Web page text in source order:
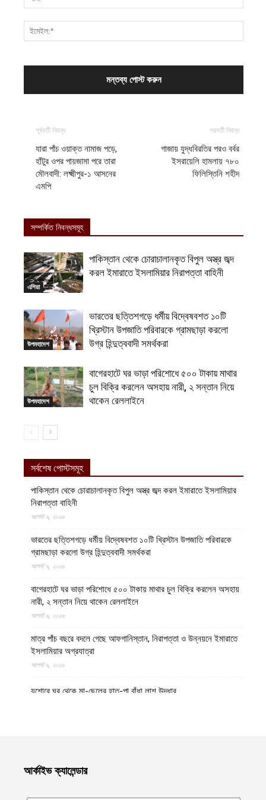
পূর্ববর্তী নিবন্ধ
যারা পাঁচ ওয়াক্ত নামাজ পড়ে,
হাঁটুর ওপর পায়জামা পরে তারা
মৌলবাদী: লক্ষ্মীপুর-১ আসনের
এমপি
পরবর্তী নিবন্ধ
গাজায় যুদ্ধবিরতির পরও বর্বর
ইসরায়েলি হামলায় ৭৮০
ফিলিস্তিনি শহীদ
সম্পর্কিত নিবন্ধসমূহ
এশিয়া
পাকিস্তান থেকে চোরাচালানকৃত বিপুল অস্ত্র জব্দ
করল ইমারাতে ইসলামিয়ার নিরাপত্তা বাহিনী
উপমহাদেশ
ভারতের ছত্তিশগড়ে ধর্মীয় বিদ্বেষবশত ১০টি
খ্রিস্টান উপজাতি পরিবারকে গ্রামছাড়া করলো
উগ্র হিন্দুত্ববাদী সমর্থকরা
উপমহাদেশ
বাগেরহাটে ঘর ভাড়া পরিশোধে ৫০০ টাকায় মাথার
চুল বিক্রি করলেন অসহায় নারী, ২ সন্তান নিয়ে
থাকেন রেললাইনে
সর্বশেষ পোস্টসমূহ
পাকিস্তান থেকে চোরাচালানকৃত বিপুল অস্ত্র জব্দ করল ইমারাতে ইসলামিয়ার
নিরাপত্তা বাহিনী
আগস্ট ৯, ২০২৬
ভারতের ছত্তিশগড়ে ধর্মীয় বিদ্বেষবশত ১০টি খ্রিস্টান উপজাতি পরিবারকে
গ্রামছাড়া করলো উগ্র হিন্দুত্ববাদী সমর্থকরা
আগস্ট ৯, ২০২৬
বাগেরহাটে ঘর ভাড়া পরিশোধে ৫০০ টাকায় মাথার চুল বিক্রি করলেন অসহায়
নারী, ২ সন্তান নিয়ে থাকেন রেললাইনে
আগস্ট ৯, ২০২৬
মাত্র পাঁচ বছরে বদলে গেছে আফগানিস্তান, নিরাপত্তা ও উন্নয়নে ইমারাতে
ইসলামিয়ার অগ্রযাত্রা
আগস্ট ৯, ২০২৬
যশোরে ঘর থেকে মা-ছেলের হাত-পা বাঁধা লাশ উদ্ধার
গাজায় বর্বর ইসরায়েলি হামলায় ধ্বংসপ্রাপ্ত ভবন থেকে ১৯ লাশ উদ্ধার,
আর্কাইভ ক্যালেন্ডার